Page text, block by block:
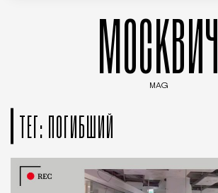
МОСКВИЧ
MAG
ТЕГ: ПОГИБШИЙ